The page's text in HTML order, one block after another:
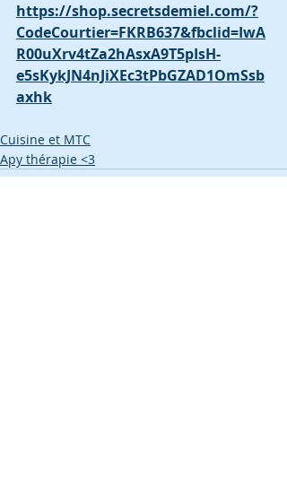
https://shop.secretsdemiel.com/?
CodeCourtier=FKRB637&fbclid=IwA
R00uXrv4tZa2hAsxA9T5pIsH-
e5sKykJN4nJiXEc3tPbGZAD1OmSsb
axhk
Cuisine et MTC
Apy thérapie <3